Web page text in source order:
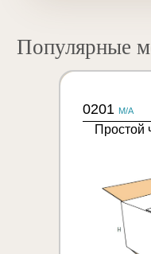
Популярные
0201 M/A
Простой